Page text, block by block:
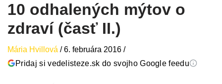
10 odhalených mýtov o
zdraví (časť II.)
Mária Hvillová /6. februára 2016 /
Pridaj si vedelisteze.sk do svojho Google feedu